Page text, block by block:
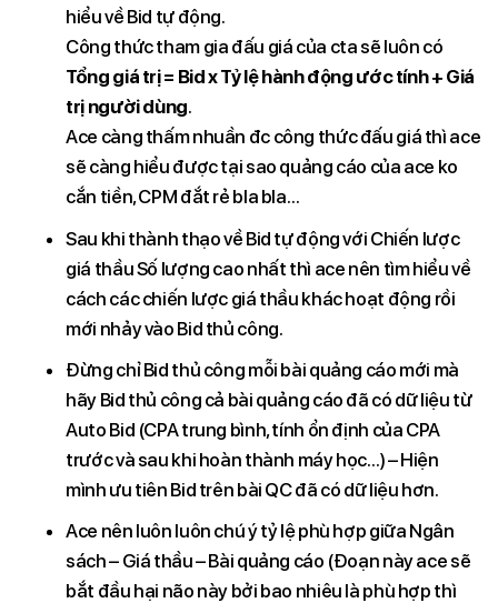
hiểu về Bid tự động.
Công thức tham gia đấu giá của cta sẽ luôn có
Tổng giá trị = Bid x Tỷ lệ hành động ước tính + Giá
trị người dùng.
Ace càng thấm nhuần đc công thức đấu giá thì ace
sẽ càng hiểu được tại sao quảng cáo của ace ko
cắn tiền, CPM đắt rẻ bla bla…
Sau khi thành thạo về Bid tự động với Chiến lược
giá thầu Số lượng cao nhất thì ace nên tìm hiểu về
cách các chiến lược giá thầu khác hoạt động rồi
mới nhảy vào Bid thủ công.
Đừng chỉ Bid thủ công mỗi bài quảng cáo mới mà
hãy Bid thủ công cả bài quảng cáo đã có dữ liệu từ
Auto Bid (CPA trung bình, tính ổn định của CPA
trước và sau khi hoàn thành máy học…) – Hiện
mình ưu tiên Bid trên bài QC đã có dữ liệu hơn.
Ace nên luôn luôn chú ý tỷ lệ phù hợp giữa Ngân
sách – Giá thầu – Bài quảng cáo (Đoạn này ace sẽ
bắt đầu hại não này bởi bao nhiêu là phù hợp thì